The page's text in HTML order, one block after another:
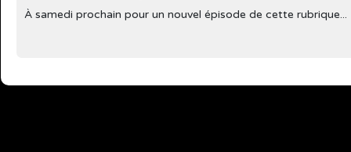
À samedi prochain pour un nouvel épisode de cette rubrique...